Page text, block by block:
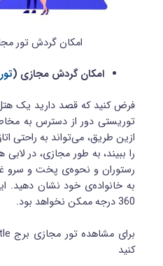
امکان گردش تور
امکان گردش مجازی (
فرض کنید که قصد دارید یک
توریستی دور از دسترس به
ازین طریق، می‌تواند به راحتی
را ببیند، به طور مجازی، در
رستوران و نحوه‌ی پخت و سرو
به خانواده‌ی خود نشان دهید.
360 درجه ممکن نخواهد بود.
کنید